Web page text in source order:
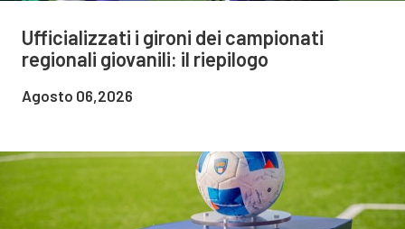
Ufficializzati i gironi dei campionati
regionali giovanili: il riepilogo
Agosto 06,2026